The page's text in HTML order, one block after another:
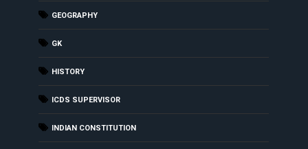
GEOGRAPHY
GK
HISTORY
ICDS SUPERVISOR
INDIAN CONSTITUTION